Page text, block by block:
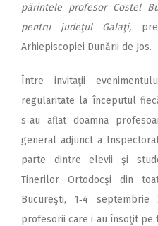
părintele profesor Costel
pentru judeţul Galaţi,
Arhiepiscopiei Dunării de Jos.
Între invitaţii
regularitate la începutul
s‑au aflat doamna
general adjunct a
parte dintre elevii şi
Tinerilor Ortodocşi din
Bucureşti, 1‑4
profesorii care i‑au însoţit pe